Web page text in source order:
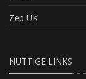
Zep UK
NUTTIGE LINKS